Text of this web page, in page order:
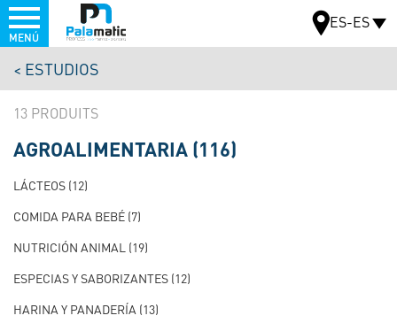
contenido
principal
Menu
MAPA
ES-ES
MENÚ
ESTUDIOS
13
NAVIGATION
TEST
AGROALIMENTARIA (116)
LÁCTEOS (12)
COMIDA PARA BEBÉ (7)
NUTRICIÓN ANIMAL (19)
ESPECIAS Y SABORIZANTES (12)
HARINA Y PANADERÍA (13)